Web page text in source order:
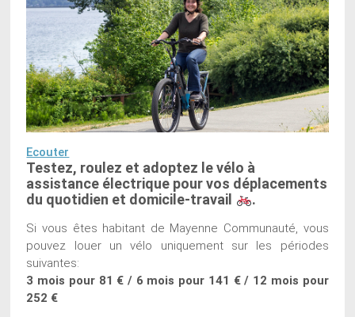
Ecouter
Testez, roulez et adoptez le vélo à
assistance électrique pour vos déplacements
du quotidien et domicile-travail
.
Si vous êtes habitant de Mayenne Communauté, vous
pouvez louer un vélo uniquement sur les périodes
suivantes:
3 mois pour 81 € / 6 mois pour 141 € / 12 mois pour
252 €